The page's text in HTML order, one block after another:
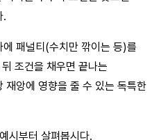
.
패널티(수치만 깎이는 등)를
조건을 채우면 끝나는
재앙에 영향을 줄 수 있는 독특한
시부터 살펴봅시다.